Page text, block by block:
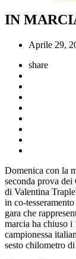
IN
Aprile 29,
share
Domenica con la
seconda prova
di Valentina
in co-
gara che
marcia ha chiuso i
campionessa
sesto chilometro di